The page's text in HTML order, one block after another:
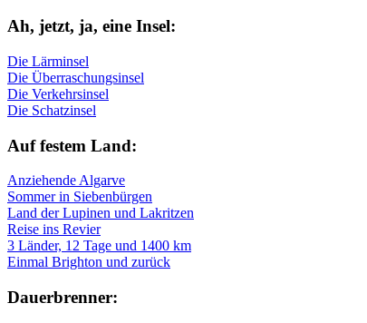
Ah, jetzt, ja, ei­ne In­sel:
Die Lärminsel
Die Überraschungsinsel
Die Verkehrsinsel
Die Schatzinsel
Auf fe­stem Land:
Anziehende Algarve
Sommer in Siebenbürgen
Land der Lupinen und Lakritzen
Reise ins Revier
3 Länder, 12 Tage und 1400 km
Einmal Brighton und zurück
Dau­er­bren­ner: